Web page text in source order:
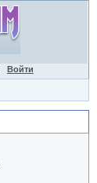
Войти